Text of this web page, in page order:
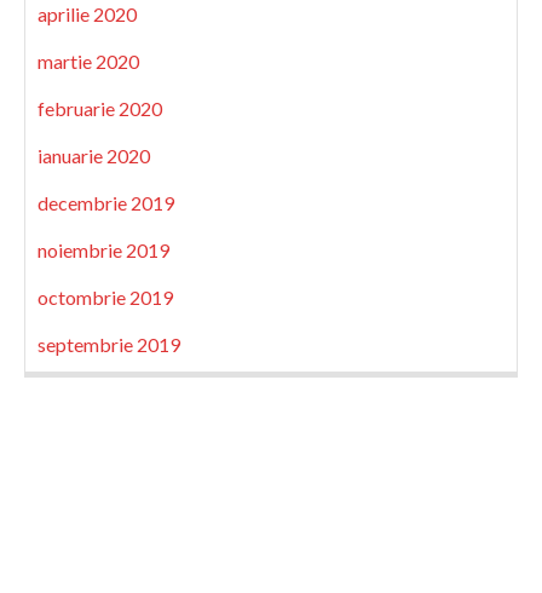
aprilie 2020
martie 2020
februarie 2020
ianuarie 2020
decembrie 2019
noiembrie 2019
octombrie 2019
septembrie 2019